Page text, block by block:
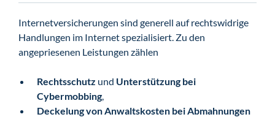
Internetversicherungen sind generell auf rechtswidrige
Handlungen im Internet spezialisiert. Zu den
angepriesenen Leistungen zählen
Rechtsschutz und Unterstützung bei
Cybermobbing,
Deckelung von Anwaltskosten bei Abmahnungen